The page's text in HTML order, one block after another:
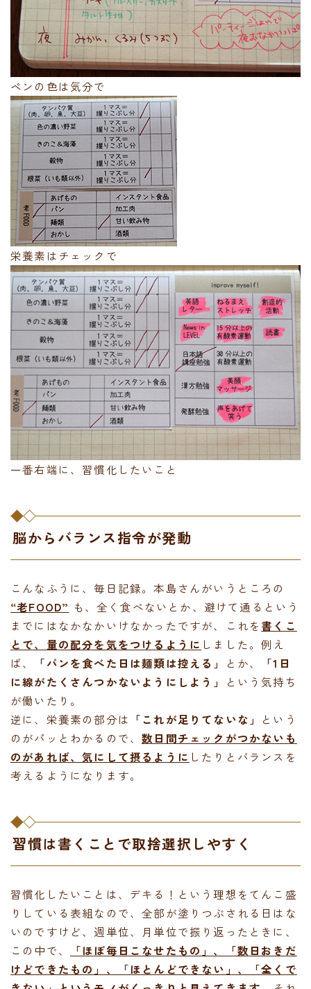
ペンの色は気分で
栄養素はチェックで
一番右端に、習慣化したいこと
脳からバランス指令が発動
こんなふうに、毎日記録。本島さんがいうところの
“老FOOD” も、全く食べないとか、避けて通るという
までにはなかなかいけなかったですが、これを 書くこ
とで、量の配分を気をつけるように しました。例え
ば、
「パンを食べた日は麺類は控える」 とか、
「1日
に線がたくさんつかないようにしよう」
という気持ち
が働いたり。
逆に、栄養素の部分は 「これが足りてないな」
という
のがパッとわかるので、数日間チェックがつかないも
のがあれば、気にして摂るように したりとバランスを
考えるようになります。
習慣は書くことで取捨選択しやすく
習慣化したいことは、デキる！という理想をてんこ盛
りしている表組なので、全部が塗りつぶされる日はな
いのですけど、週単位、月単位で振り返ったときに、
この中で、
「ほぼ毎日こなせたもの」、「数日おきだ
けどできたもの」、「ほとんどできない」、「全くで